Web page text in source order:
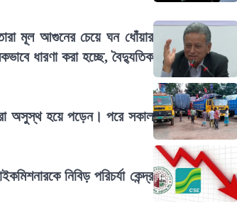
মূল আগুনের চেয়ে ঘন ধোঁয়ার
ধারণা করা হচ্ছে, বৈদ্যুতিক
অসুস্থ হয়ে পড়েন। পরে সকাল
নিবিড় পরিচর্যা কেন্দ্র